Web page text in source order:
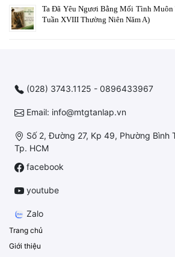
Ta Đã Yêu Ngươi Bằng Mối Tình
Tuần XVIII Thường Niên Năm A)
(028) 3743.1125 - 0896433967
Email: info@mtgtanlap.vn
Số 2, Đường 27, Kp 49, Phường Bình
Tp. HCM
facebook
youtube
Zalo
Trang chủ
Giới thiệu